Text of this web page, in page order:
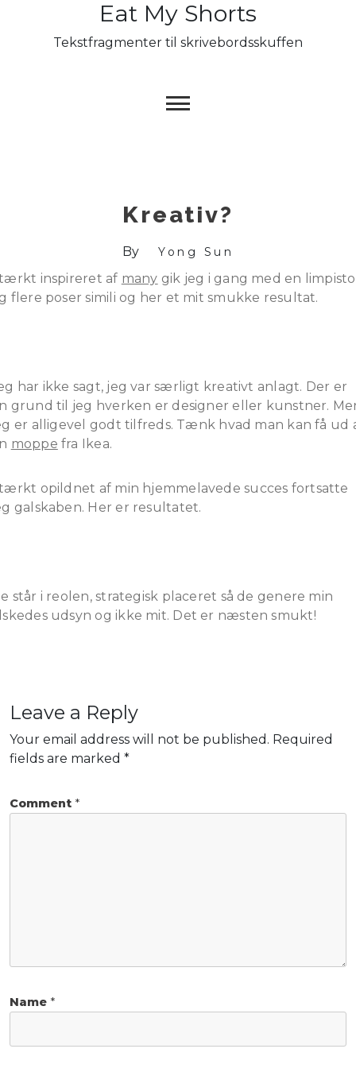
Eat My Shorts
Tekstfragmenter til skrivebordsskuffen
Kreativ?
By Yong Sun
inspireret af many gik jeg i gang med en
flere poser simili og her et mit smukke resultat.
har ikke sagt, jeg var særligt kreativt anlagt. Der er
grund til jeg hverken er designer eller kunstner.
er alligevel godt tilfreds. Tænk hvad man kan få ud
moppe fra Ikea.
opildnet af min hjemmelavede succes fortsatte
galskaben. Her er resultatet.
står i reolen, strategisk placeret så de genere min
udsyn og ikke mit. Det er næsten smukt!
Leave a Reply
Your email address will not be published. Required
fields are marked *
Comment *
Name *